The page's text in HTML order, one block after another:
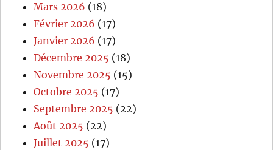
Mars 2026 (18)
Février 2026 (17)
Janvier 2026 (17)
Décembre 2025 (18)
Novembre 2025 (15)
Octobre 2025 (17)
Septembre 2025 (22)
Août 2025 (22)
Juillet 2025 (17)